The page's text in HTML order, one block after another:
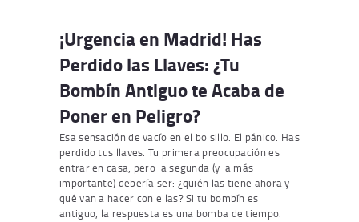
¡Urgencia en Madrid! Has
Perdido las Llaves: ¿Tu
Bombín Antiguo te Acaba de
Poner en Peligro?
Esa sensación de vacío en el bolsillo. El pánico. Has
perdido tus llaves. Tu primera preocupación es
entrar en casa, pero la segunda (y la más
importante) debería ser: ¿quién las tiene ahora y
qué van a hacer con ellas? Si tu bombín es
antiguo, la respuesta es una bomba de tiempo.